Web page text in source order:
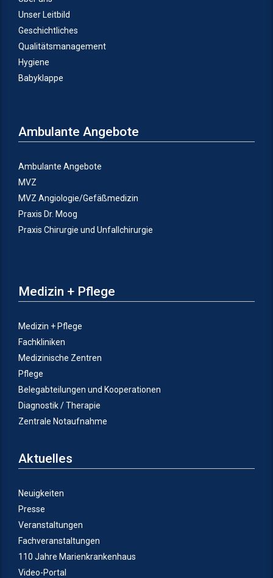
Unser Leitbild
Geschichtliches
Qualitätsmanagement
Hygiene
Babyklappe
Ambulante Angebote
Ambulante Angebote
MVZ
MVZ Angiologie/Gefäßmedizin
Praxis Dr. Moog
Praxis Chirurgie und Unfallchirurgie
Medizin + Pflege
Medizin + Pflege
Fachkliniken
Medizinische Zentren
Pflege
Belegabteilungen und Kooperationen
Diagnostik / Therapie
Zentrale Notaufnahme
Aktuelles
Neuigkeiten
Presse
Veranstaltungen
Fachveranstaltungen
110 Jahre Marienkrankenhaus
Video-Portal